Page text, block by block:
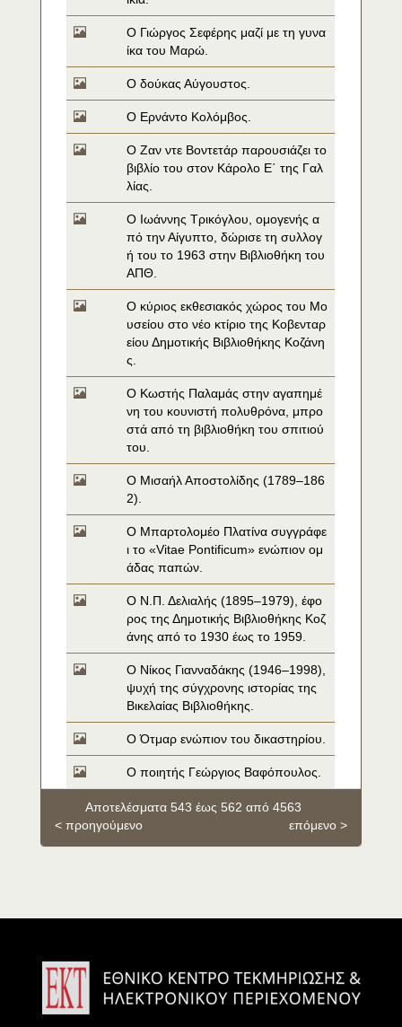
O Γιώργος Σεφέρης μαζί με τη γυνα
ίκα του Μαρώ.
O δούκας Αύγουστος.
O Ερνάντο Κολόμβος.
O Ζαν ντε Βοντετάρ παρουσιάζει το
βιβλίο του στον Κάρολο Ε΄ της Γαλ
λίας.
O Ιωάννης Τρικόγλου, ομογενής α
πό την Αίγυπτο, δώρισε τη συλλογ
ή του το 1963 στην Βιβλιοθήκη του
ΑΠΘ.
O κύριος εκθεσιακός χώρος του Μο
υσείου στο νέο κτίριο της Κοβενταρ
είου Δημοτικής Βιβλιοθήκης Κοζάνη
ς.
O Κωστής Παλαμάς στην αγαπημέ
νη του κουνιστή πολυθρόνα, μπρο
στά από τη βιβλιοθήκη του σπιτιού
του.
O Μισαήλ Αποστολίδης (1789–186
2).
O Μπαρτολομέο Πλατίνα συγγράφε
ι το «Vitae Pontificum» ενώπιον ομ
άδας παπών.
O Ν.Π. Δελιαλής (1895–1979), έφο
ρος της Δημοτικής Βιβλιοθήκης Κοζ
άνης από το 1930 έως το 1959.
O Νίκος Γιανναδάκης (1946–1998),
ψυχή της σύγχρονης ιστορίας της
Βικελαίας Βιβλιοθήκης.
O Ότμαρ ενώπιον του δικαστηρίου.
O ποιητής Γεώργιος Βαφόπουλος.
Αποτελέσματα 543 έως 562 από 4563
< προηγούμενο
επόμενο >